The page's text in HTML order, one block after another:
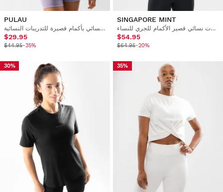
PULAU
تي شيرت نسائي بأكمام قصيرة للتدريبات النسائية
$29.95
$44.95-35%
SINGAPORE MINT
تي شيرت نسائي قصير الأكمام للجري للنساء
$54.95
$64.95-20%
30% 35%